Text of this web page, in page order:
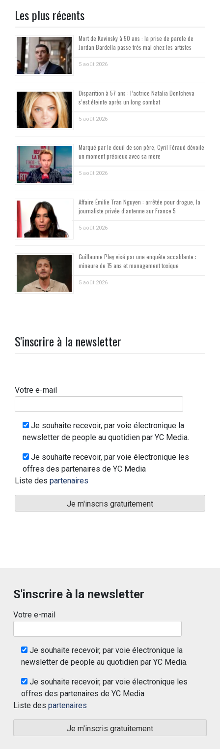
Les plus récents
Mort de Kavinsky à 50 ans : la prise de parole de
Jordan Bardella passe très mal chez les artistes
5 août 2026
Disparition à 57 ans : l’actrice Natalia Dontcheva
s’est éteinte après un long combat
5 août 2026
Marqué par le deuil de son père, Cyril Féraud dévoile
un moment précieux avec sa mère
5 août 2026
Affaire Émilie Tran Nguyen : arrêtée pour drogue, la
journaliste privée d’antenne sur France 5
5 août 2026
Guillaume Pley visé par une enquête accablante :
mineure de 15 ans et management toxique
5 août 2026
S'inscrire à la newsletter
Votre e-mail
Je souhaite recevoir, par voie électronique la
newsletter de people au quotidien par YC Media.
Je souhaite recevoir, par voie électronique les
offres des partenaires de YC Media
Liste des partenaires
S'inscrire à la newsletter
Votre e-mail
Je souhaite recevoir, par voie électronique la
newsletter de people au quotidien par YC Media.
Je souhaite recevoir, par voie électronique les
offres des partenaires de YC Media
Liste des partenaires